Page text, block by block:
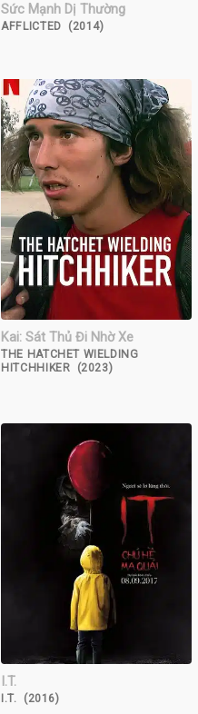
Sức Mạnh Dị Thường
AFFLICTED (2014)
Kai: Sát Thủ Đi Nhờ Xe
THE HATCHET WIELDING
HITCHHIKER (2023)
I.T.
I.T. (2016)